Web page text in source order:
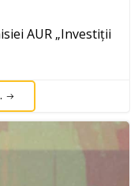
AUR „Investiții